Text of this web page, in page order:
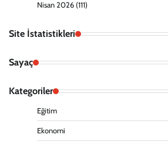
Nisan 2026 (111)
Site İstatistikleri
Sayaç
Kategoriler
Eğitim
Ekonomi